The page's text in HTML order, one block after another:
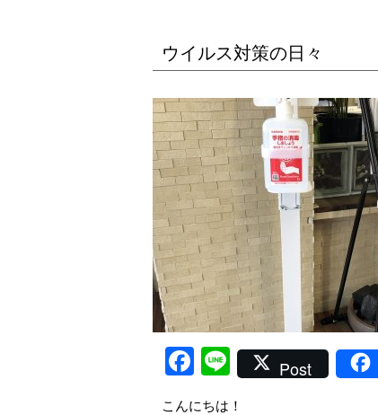
ウイルス対策の日々
Facebook
LinePost
こんにちは！